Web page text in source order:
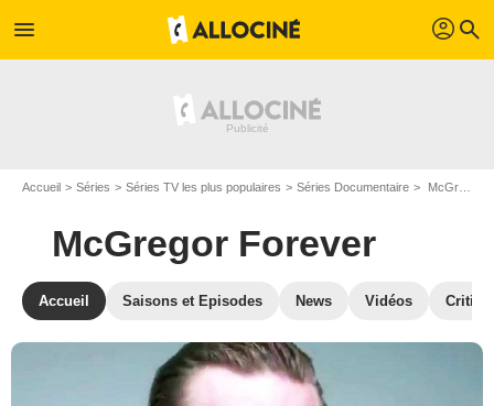
menu profil search
Accueil Séries Séries TV les plus populaires Séries Documentaire McGregor Forever
McGregor Forever
Accueil Saisons et Episodes News Vidéos